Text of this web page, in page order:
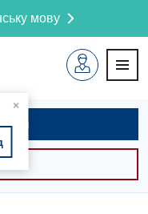
мову
×